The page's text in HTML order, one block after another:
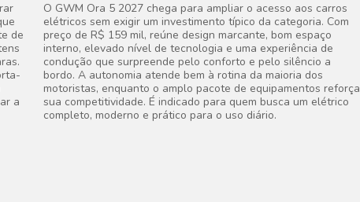
de
a
O GWM Ora 5 2027 chega para ampliar o acesso aos carros
elétricos sem exigir um investimento típico da categoria. Com
preço de R$ 159 mil, reúne design marcante, bom espaço
interno, elevado nível de tecnologia e uma experiência de
condução que surpreende pelo conforto e pelo silêncio a
bordo. A autonomia atende bem à rotina da maioria dos
motoristas, enquanto o amplo pacote de equipamentos reforça
sua competitividade. É indicado para quem busca um elétrico
completo, moderno e prático para o uso diário.